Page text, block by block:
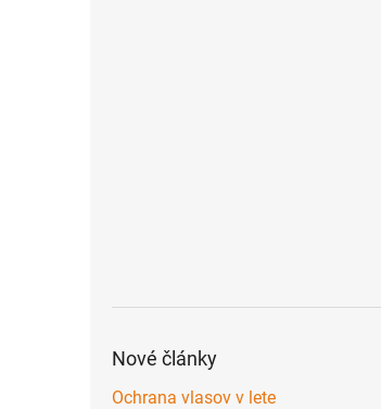
Nové články
Ochrana vlasov v lete